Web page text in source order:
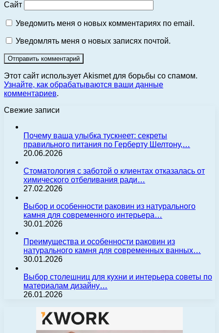
Сайт
Уведомить меня о новых комментариях по email.
Уведомлять меня о новых записях почтой.
Этот сайт использует Akismet для борьбы со спамом.
Узнайте, как обрабатываются ваши данные
комментариев.
Свежие записи
Почему ваша улыбка тускнеет: секреты
правильного питания по Герберту Шелтону,…
20.06.2026
Стоматология с заботой о клиентах отказалась от
химического отбеливания ради…
27.02.2026
Выбор и особенности раковин из натурального
камня для современного интерьера…
30.01.2026
Преимущества и особенности раковин из
натурального камня для современных ванных…
30.01.2026
Выбор столешниц для кухни и интерьера советы по
материалам дизайну…
26.01.2026